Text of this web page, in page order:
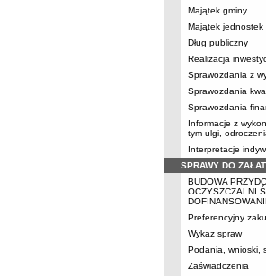
Majątek gminy
Majątek jednostek
Dług publiczny
Realizacja
Sprawozdania z
Sprawozdania
Sprawozdania
Informacje z
tym ulgi,
Interpretacje
SPRAWY DO
BUDOWA
OCZYSZCZALNI
Preferencyjny
Wykaz spraw
Podania, wnioski,
Zaświadczenia